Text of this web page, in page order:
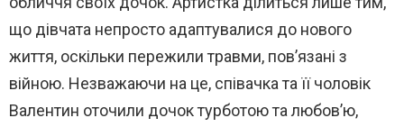
що дівчата непросто адаптувалися до нового
життя, оскільки пережили травми, пов’язані з
війною. Незважаючи на це, співачка та її чоловік
Валентин оточили дочок турботою та любов’ю,